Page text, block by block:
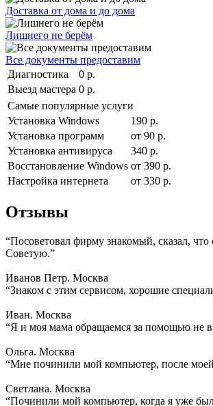
Доставка от дома и до дома
Лишнего не берём
Все документы предоставим
Диагностика
0 р.
Выезд мастера 0 р.
Самые популярные услуги
Установка Windows
190 р.
Установка программ
от 90 р.
Установка антивируса
340 р.
Восстановление Windows от 390 р.
Настройка интернета
от 330 р.
Отзывы
“Посоветовал фирму знакомый, сказал,
Советую.”
Иванов Петр. Москва
“Знаком с этим сервисом, хорошие
Иван. Москва
“Я и моя мама обращаемся за помощью не в
Ольга. Москва
“Мне починили мой компьютер, после
Светлана. Москва
“Починили мой компьютер, когда я уже